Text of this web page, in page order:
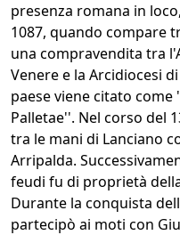
presenza romana in
1087, quando compare
una compravendita tra
Venere e la Arcidiocesi
paese viene citato
Palletae''. Nel corso del
tra le mani di Lanciano
Arripalda.
feudi fu di proprietà
Durante la conquista
partecipò ai moti con